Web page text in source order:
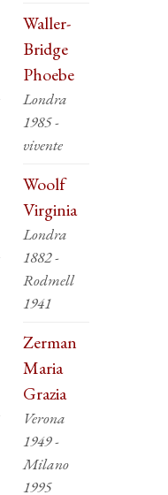
Waller-
Bridge
Phoebe
Londra
1985 -
vivente
Woolf
Virginia
Londra
1882 -
Rodmell
1941
Zerman
Maria
Grazia
Verona
1949 -
Milano
1995